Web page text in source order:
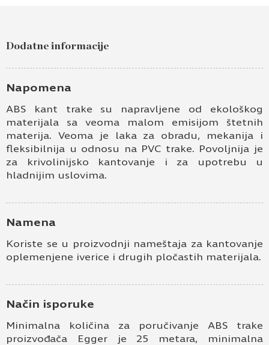
Dodatne informacije
Napomena
ABS kant trake su napravljene od ekološkog
materijala sa veoma malom emisijom štetnih
materija. Veoma je laka za obradu, mekanija i
fleksibilnija u odnosu na PVC trake. Povoljnija je
za krivolinijsko kantovanje i za upotrebu u
hladnijim uslovima.
Namena
Koriste se u proizvodnji nameštaja za kantovanje
oplemenjene iverice i drugih pločastih materijala.
Način isporuke
Minimalna količina za poručivanje ABS trake
proizvođača Egger je 25 metara, minimalna